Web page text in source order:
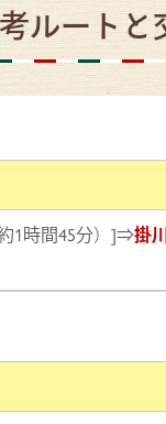
ルートと
1時間45分）]⇒掛